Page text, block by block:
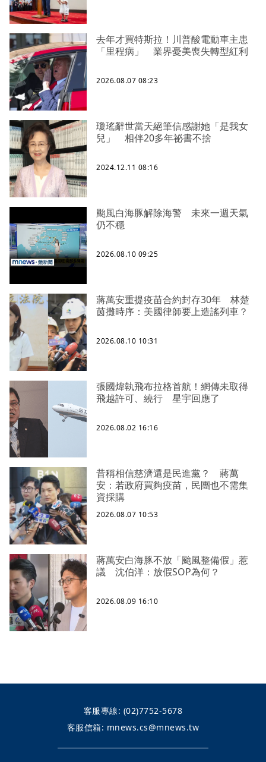
去年才買特斯拉！川普酸電動車主患
「里程病」 業界憂美喪失轉型紅利
2026.08.07 08:23
瓊瑤辭世當天絕筆信感謝她「是我女
兒」 相伴20多年祕書不捨
2024.12.11 08:16
颱風白海豚解除海警 未來一週天氣
仍不穩
2026.08.10 09:25
蔣萬安重提疫苗合約封存30年 林楚
茵攤時序：美國律師要上造謠列車？
2026.08.10 10:31
張國煒執飛布拉格首航！網傳未取得
飛越許可、繞行 星宇回應了
2026.08.02 16:16
昔稱相信慈濟還是民進黨？ 蔣萬
安：若政府買夠疫苗，民團也不需集
資採購
2026.08.07 10:53
蔣萬安白海豚不放「颱風整備假」惹
議 沈伯洋：放假SOP為何？
2026.08.09 16:10
客服專線: (02)7752-5678
客服信箱: mnews.cs@mnews.tw